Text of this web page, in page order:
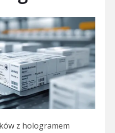
z hologramem